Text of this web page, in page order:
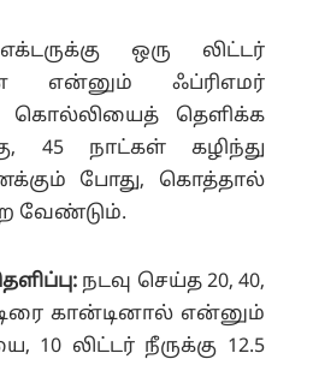
எக்டருக்கு ஒரு லிட்டர்
என்னும் ஃப்ரிஎமர்
தெளிக்க
45 நாட்கள் கழிந்து
போது, கொத்தால்
வேண்டும்.
நடவு செய்த 20, 40,
கான்டினால் என்னும்
10 லிட்டர் நீருக்கு 12.5